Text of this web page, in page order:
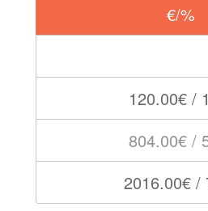
€/%
120.00€ /
804.00€ /
2016.00€ /